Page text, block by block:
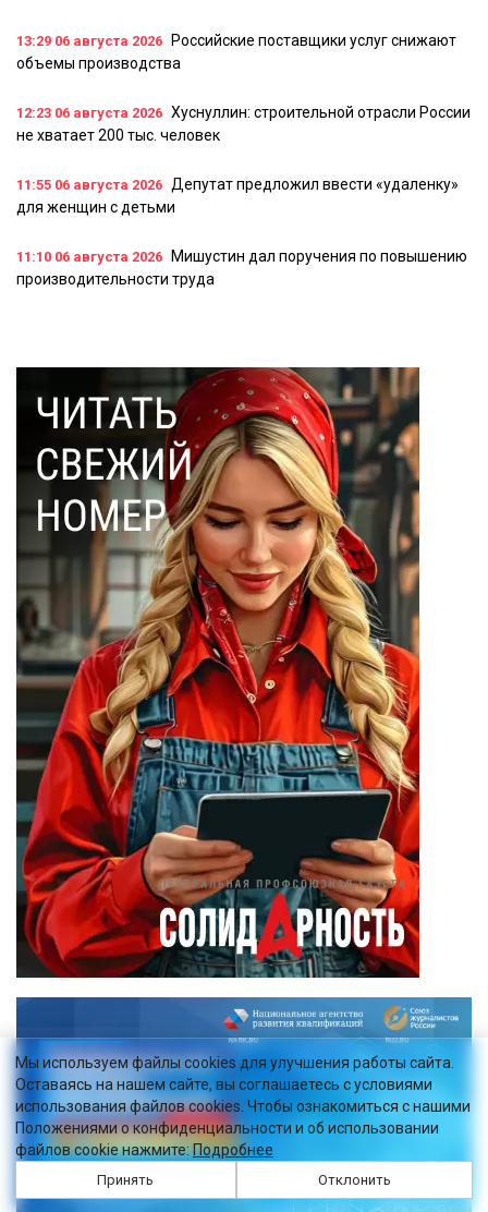
13:29 06 августа 2026
Российские поставщики услуг снижают
объемы производства
12:23 06 августа 2026 Хуснуллин: строительной отрасли России
не хватает 200 тыс. человек
11:55 06 августа 2026 Депутат предложил ввести «удаленку»
для женщин с детьми
11:10 06 августа 2026
Мишустин дал поручения по повышению
производительности труда
Мы используем файлы cookies для улучшения работы сайта.
Оставаясь на нашем сайте, вы соглашаетесь с условиями
использования файлов cookies. Чтобы ознакомиться с нашими
Положениями о конфиденциальности и об использовании
файлов cookie нажмите:Подробнее
Принять Отклонить